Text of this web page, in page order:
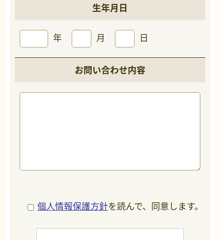
生年月日
年 月 日
お問い合わせ内容
個人情報保護方針を読んで、同意します。